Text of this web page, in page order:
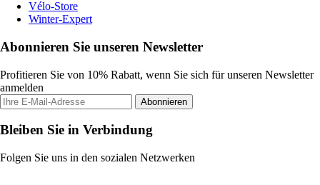
Vélo-Store
Winter-Expert
Abonnieren Sie unseren Newsletter
Profitieren Sie von 10% Rabatt, wenn Sie sich für unseren Newsletter
anmelden
Abonnieren
Bleiben Sie in Verbindung
Folgen Sie uns in den sozialen Netzwerken